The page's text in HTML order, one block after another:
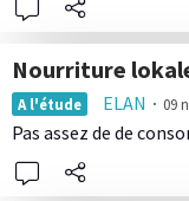
.a
r
e
-
a
u
g
q
u
e
i
n
D
e
s
c
o
t
r
i
u
u
d
e
l
a
c
e
e
c
o
n
t
Nourriture
L
i
r
e
A l'étude ELAN ∙ 09
Pas assez de de